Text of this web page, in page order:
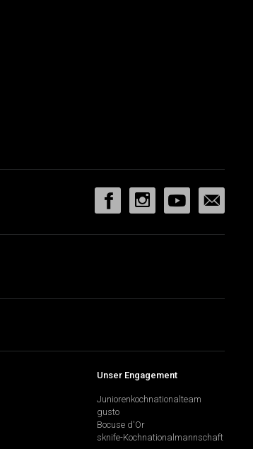
Unser Engagement
Juniorenkochnationalteam
gusto
Bocuse d'Or
sknife-Kochnationalmannschaft